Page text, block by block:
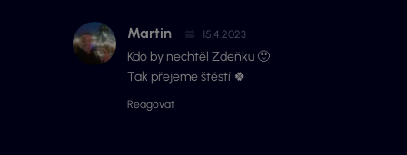
Martin 15.4.2023
Kdo by nechtěl Zdeňku 🙂
Tak přejeme štěstí 🍀
Reagovat